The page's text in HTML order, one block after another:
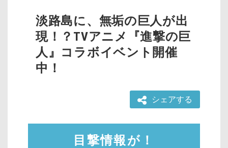
淡路島に、無垢の巨人が出
現！？TVアニメ『進撃の巨
人』コラボイベント開催
中！
シェアする
目撃情報が！